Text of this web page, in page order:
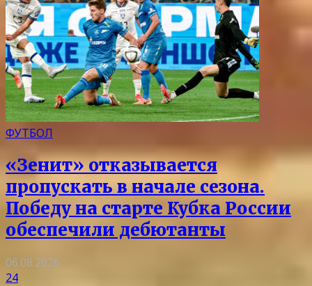
ФУТБОЛ
«Зенит» отказывается
пропускать в начале сезона.
Победу на старте Кубка России
обеспечили дебютанты
06.08.2026
24